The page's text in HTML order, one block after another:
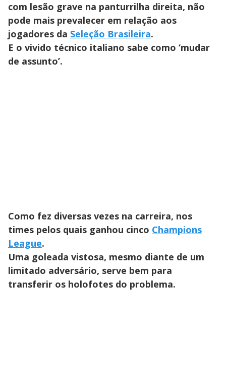
com lesão grave na panturrilha direita, não
pode mais prevalecer em relação aos
jogadores da Seleção Brasileira.
E o vivido técnico italiano sabe como ‘mudar
de assunto’.
Como fez diversas vezes na carreira, nos
times pelos quais ganhou cinco Champions
League.
Uma goleada vistosa, mesmo diante de um
limitado adversário, serve bem para
transferir os holofotes do problema.